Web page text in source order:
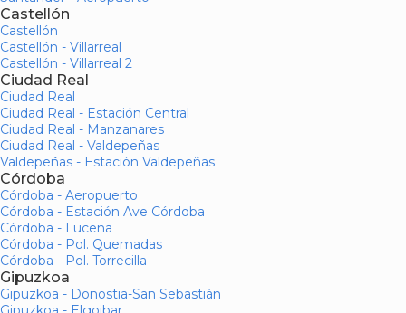
Castellón
Castellón
Castellón - Villarreal
Castellón - Villarreal 2
Ciudad Real
Ciudad Real
Ciudad Real - Estación Central
Ciudad Real - Manzanares
Ciudad Real - Valdepeñas
Valdepeñas - Estación Valdepeñas
Córdoba
Córdoba - Aeropuerto
Córdoba - Estación Ave Córdoba
Córdoba - Lucena
Córdoba - Pol. Quemadas
Córdoba - Pol. Torrecilla
Gipuzkoa
Gipuzkoa - Donostia-San Sebastián